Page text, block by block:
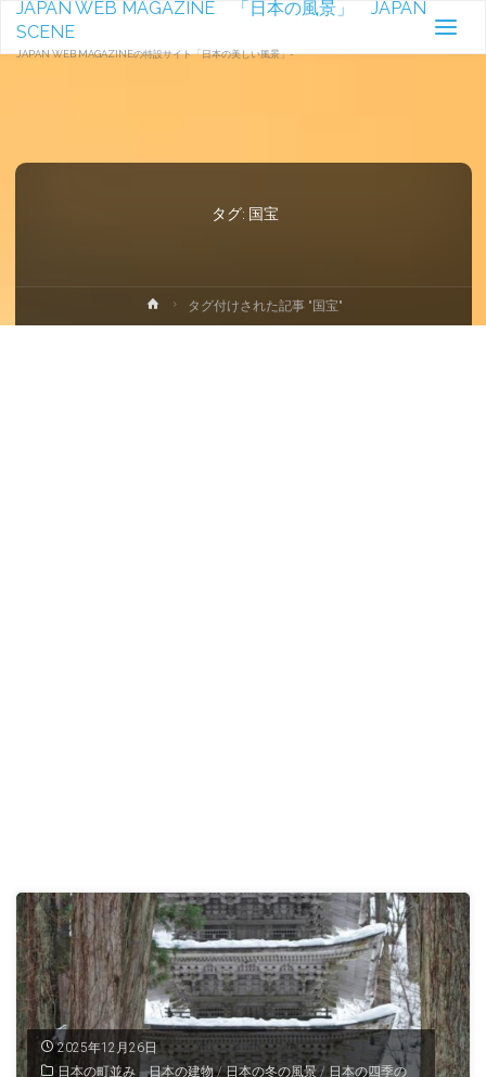
JAPAN WEB MAGAZINE 「日本の風景」 JAPAN
SCENE
JAPAN WEB MAGAZINEの特設サイト「日本の美しい風景」-
タグ: 国宝
ホ
ー
タグ付けされた記事 "国宝"
2025年12月26日
日本の町並み 日本の建物 / 日本の冬の風景 / 日本の四季の